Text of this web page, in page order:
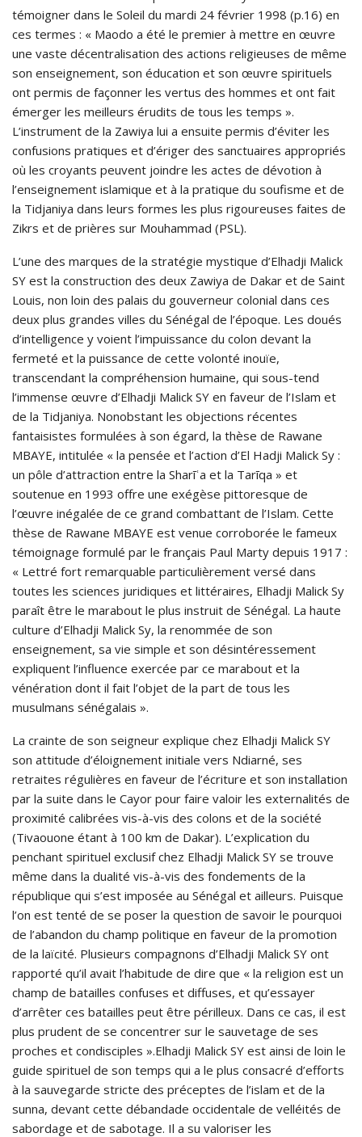
témoigner dans le Soleil du mardi 24 février 1998 (p.16) en
ces termes : « Maodo a été le premier à mettre en œuvre
une vaste décentralisation des actions religieuses de même
son enseignement, son éducation et son œuvre spirituels
ont permis de façonner les vertus des hommes et ont fait
émerger les meilleurs érudits de tous les temps ».
L’instrument de la Zawiya lui a ensuite permis d’éviter les
confusions pratiques et d’ériger des sanctuaires appropriés
où les croyants peuvent joindre les actes de dévotion à
l’enseignement islamique et à la pratique du soufisme et de
la Tidjaniya dans leurs formes les plus rigoureuses faites de
Zikrs et de prières sur Mouhammad (PSL).
L’une des marques de la stratégie mystique d’Elhadji Malick
SY est la construction des deux Zawiya de Dakar et de Saint
Louis, non loin des palais du gouverneur colonial dans ces
deux plus grandes villes du Sénégal de l’époque. Les doués
d’intelligence y voient l’impuissance du colon devant la
fermeté et la puissance de cette volonté inouïe,
transcendant la compréhension humaine, qui sous-tend
l’immense œuvre d’Elhadji Malick SY en faveur de l’Islam et
de la Tidjaniya. Nonobstant les objections récentes
fantaisistes formulées à son égard, la thèse de Rawane
MBAYE, intitulée « la pensée et l’action d’El Hadji Malick Sy :
un pôle d’attraction entre la Sharīʿa et la Tarīqa » et
soutenue en 1993 offre une exégèse pittoresque de
l’œuvre inégalée de ce grand combattant de l’Islam. Cette
thèse de Rawane MBAYE est venue corroborée le fameux
témoignage formulé par le français Paul Marty depuis 1917 :
« Lettré fort remarquable particulièrement versé dans
toutes les sciences juridiques et littéraires, Elhadji Malick Sy
paraît être le marabout le plus instruit de Sénégal. La haute
culture d’Elhadji Malick Sy, la renommée de son
enseignement, sa vie simple et son désintéressement
expliquent l’influence exercée par ce marabout et la
vénération dont il fait l’objet de la part de tous les
musulmans sénégalais ».
La crainte de son seigneur explique chez Elhadji Malick SY
son attitude d’éloignement initiale vers Ndiarné, ses
retraites régulières en faveur de l’écriture et son installation
par la suite dans le Cayor pour faire valoir les externalités de
proximité calibrées vis-à-vis des colons et de la société
(Tivaouone étant à 100 km de Dakar). L’explication du
penchant spirituel exclusif chez Elhadji Malick SY se trouve
même dans la dualité vis-à-vis des fondements de la
république qui s’est imposée au Sénégal et ailleurs. Puisque
l’on est tenté de se poser la question de savoir le pourquoi
de l’abandon du champ politique en faveur de la promotion
de la laïcité. Plusieurs compagnons d’Elhadji Malick SY ont
rapporté qu’il avait l’habitude de dire que « la religion est un
champ de batailles confuses et diffuses, et qu’essayer
d’arrêter ces batailles peut être périlleux. Dans ce cas, il est
plus prudent de se concentrer sur le sauvetage de ses
proches et condisciples ».Elhadji Malick SY est ainsi de loin le
guide spirituel de son temps qui a le plus consacré d’efforts
à la sauvegarde stricte des préceptes de l’islam et de la
sunna, devant cette débandade occidentale de velléités de
sabordage et de sabotage. Il a su valoriser les